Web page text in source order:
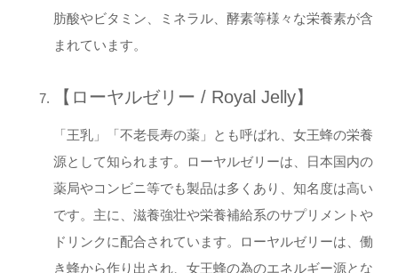
肪酸やビタミン、ミネラル、酵素等様々な栄養素が含
まれています。
【ローヤルゼリー / Royal Jelly】
「王乳」「不老長寿の薬」とも呼ばれ、女王蜂の栄養
源として知られます。ローヤルゼリーは、日本国内の
薬局やコンビニ等でも製品は多くあり、知名度は高い
です。主に、滋養強壮や栄養補給系のサプリメントや
ドリンクに配合されています。ローヤルゼリーは、働
き蜂から作り出され、女王蜂の為のエネルギー源とな